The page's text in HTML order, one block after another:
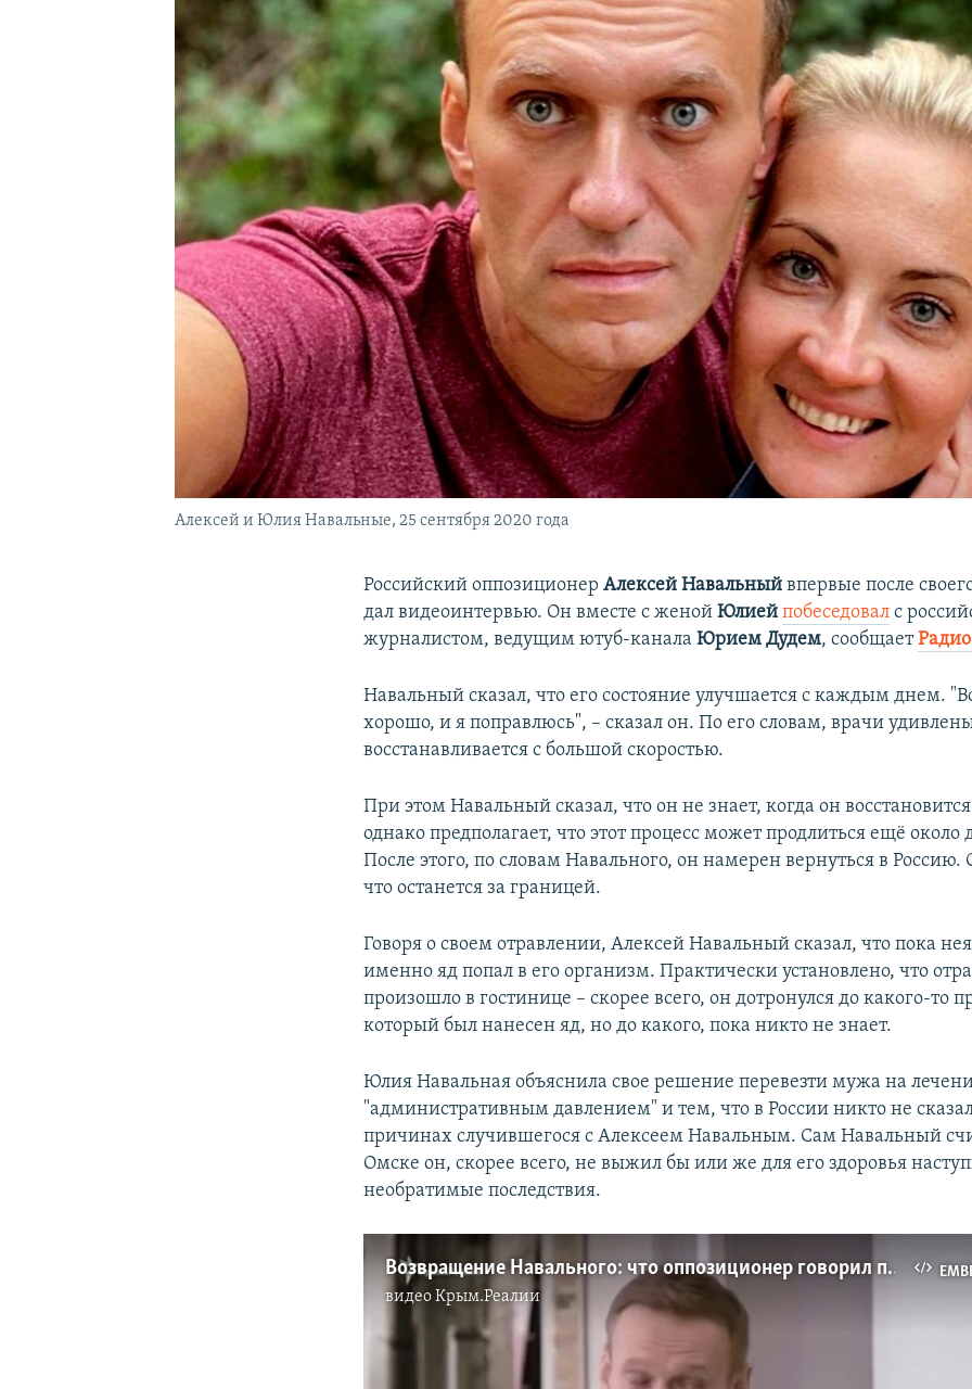
УКРАИНСКАЯ ПРОБЛЕМА КРЫМА
Алексей и Юлия Навальные, 25 сентября 2020 года
Российский оппозиционер Алексей Навальныйвпервые после
дал видеоинтервью. Он вместе с женой Юлией побеседовал с
журналистом, ведущим ютуб-каналаЮрием Дудем, сообщает
Навальный сказал, что его состояние улучшается с каждым днем.
хорошо, и я поправлюсь", – сказал он. По его словам, врачи
восстанавливается с большой скоростью.
При этом Навальный сказал, что он не знает, когда он
однако предполагает, что этот процесс может продлиться ещё около
После этого, по словам Навального, он намерен вернуться в Россию.
что останется за границей.
Говоря о своем отравлении, Алексей Навальный сказал, что пока
именно яд попал в его организм. Практически установлено, что
произошло в гостинице – скорее всего, он дотронулся до какого-то
который был нанесен яд, но до какого, пока никто не знает.
Юлия Навальная объяснила свое решение перевезти мужа на
"административным давлением" и тем, что в России никто не
причинах случившегося с Алексеем Навальным. Сам Навальный
Омске он, скорее всего, не выжил бы или же для его здоровья
необратимые последствия.
Возвращение Навального: что оппозиционер говорил после отравления (видео)
видеоКрым.Реалии